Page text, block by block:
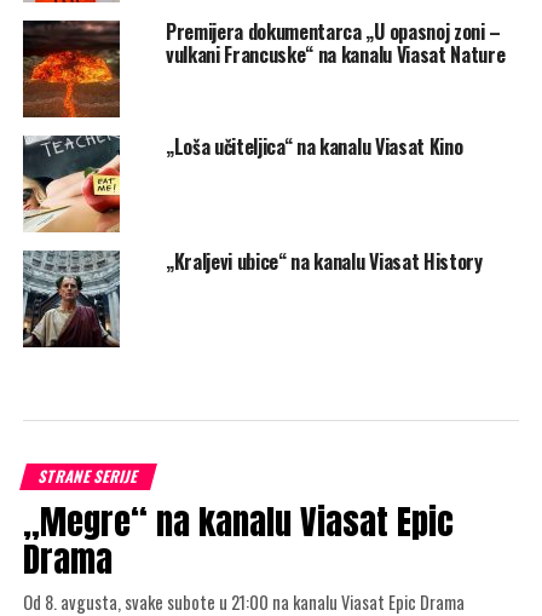
Premijera dokumentarca „U opasnoj zoni –
vulkani Francuske“ na kanalu Viasat Nature
„Loša učiteljica“ na kanalu Viasat Kino
„Kraljevi ubice“ na kanalu Viasat History
STRANE SERIJE
„Megre“ na kanalu Viasat Epic
Drama
Od 8. avgusta, svake subote u 21:00 na kanalu Viasat Epic Drama